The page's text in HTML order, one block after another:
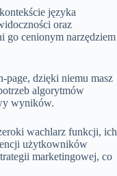
języka
oraz
go cenionym narzędziem
page, dzięki niemu masz
algorytmów
wyników.
wachlarz funkcji, ich
użytkowników
marketingowej, co